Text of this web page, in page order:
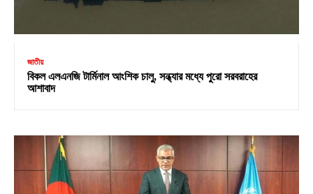
জাতীয়
বিকল এলএনজি টার্মিনাল আংশিক চালু, সন্ধ্যার মধ্যে পুরো সরবরাহের
আশাবাদ